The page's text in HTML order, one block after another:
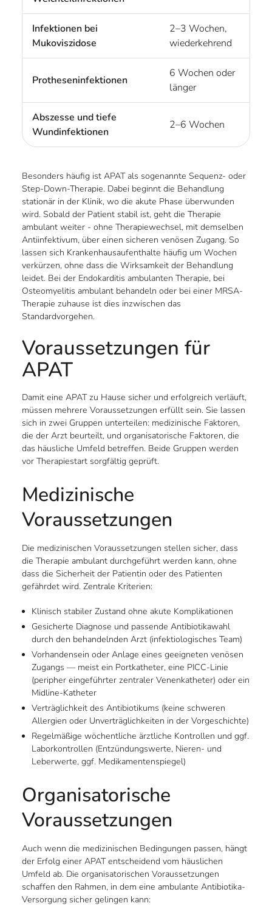
Infektionen bei
Mukoviszidose
2–3 Wochen,
wiederkehrend
Protheseninfektionen
6 Wochen oder
länger
Abszesse und tiefe
Wundinfektionen
2–6 Wochen
Besonders häufig ist APAT als sogenannte Sequenz- oder
Step-Down-Therapie. Dabei beginnt die Behandlung
stationär in der Klinik, wo die akute Phase überwunden
wird. Sobald der Patient stabil ist, geht die Therapie
ambulant weiter - ohne Therapiewechsel, mit demselben
Antiinfektivum, über einen sicheren venösen Zugang. So
lassen sich Krankenhausaufenthalte häufig um Wochen
verkürzen, ohne dass die Wirksamkeit der Behandlung
leidet. Bei der Endokarditis ambulanten Therapie, bei
Osteomyelitis ambulant behandeln oder bei einer MRSA-
Therapie zuhause ist dies inzwischen das
Standardvorgehen.
Voraussetzungen für
APAT
Damit eine APAT zu Hause sicher und erfolgreich verläuft,
müssen mehrere Voraussetzungen erfüllt sein. Sie lassen
sich in zwei Gruppen unterteilen: medizinische Faktoren,
die der Arzt beurteilt, und organisatorische Faktoren, die
das häusliche Umfeld betreffen. Beide Gruppen werden
vor Therapiestart sorgfältig geprüft.
Medizinische
Voraussetzungen
Die medizinischen Voraussetzungen stellen sicher, dass
die Therapie ambulant durchgeführt werden kann, ohne
dass die Sicherheit der Patientin oder des Patienten
gefährdet wird. Zentrale Kriterien:
Klinisch stabiler Zustand ohne akute Komplikationen
Gesicherte Diagnose und passende Antibiotikawahl
durch den behandelnden Arzt (infektiologisches Team)
Vorhandensein oder Anlage eines geeigneten venösen
Zugangs — meist ein Portkatheter, eine PICC-Linie
(peripher eingeführter zentraler Venenkatheter) oder ein
Midline-Katheter
Verträglichkeit des Antibiotikums (keine schweren
Allergien oder Unverträglichkeiten in der Vorgeschichte)
Regelmäßige wöchentliche ärztliche Kontrollen und ggf.
Laborkontrollen (Entzündungswerte, Nieren- und
Leberwerte, ggf. Medikamentenspiegel)
Organisatorische
Voraussetzungen
Auch wenn die medizinischen Bedingungen passen, hängt
der Erfolg einer APAT entscheidend vom häuslichen
Umfeld ab. Die organisatorischen Voraussetzungen
schaffen den Rahmen, in dem eine ambulante Antibiotika-
Versorgung sicher gelingen kann: